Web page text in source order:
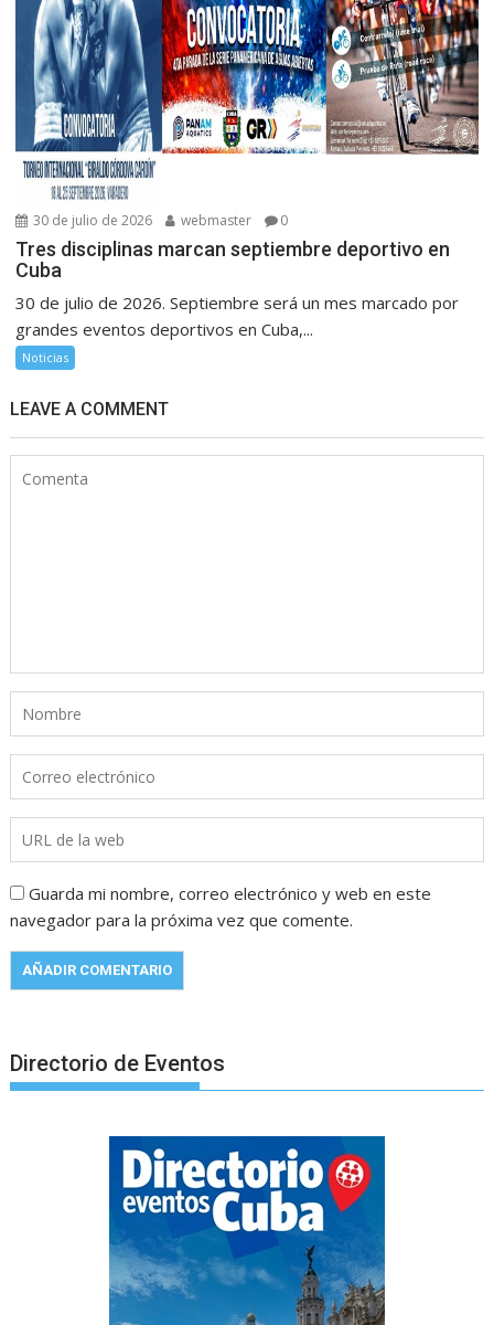
30 de julio de 2026 webmaster 0
Tres disciplinas marcan septiembre deportivo en
Cuba
30 de julio de 2026. Septiembre será un mes marcado por
grandes eventos deportivos en Cuba,...
Noticias
LEAVE A COMMENT
Guarda mi nombre, correo electrónico y web en este
navegador para la próxima vez que comente.
Directorio de Eventos